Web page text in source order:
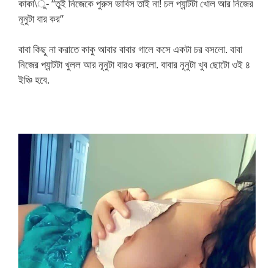
কাকা\ু- “তুই নিজেকে পুরুস ভাবিস তাই না! চল প্যান্টটা খোল আর নিজের
নূনুটা বার কর”
বাবা কিছু না করাতে কাকু আবার বাবার গালে কসে একটা চর বসলো. বাবা
নিজের প্যান্টটা খুলল আর নূনুটা বারও করলো. বাবার নূনুটা খুব ছোটো ওই ৪
ইঞ্চি হবে.